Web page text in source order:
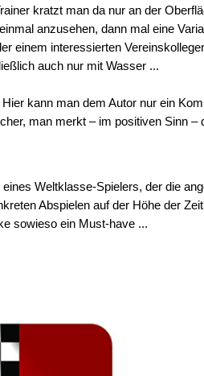
kratzt man da nur an der
anzusehen, dann mal eine
einem interessierten
auch nur mit Wasser ...
kann man dem Autor nur ein
man merkt – im positiven Sinn –
Weltklasse-Spielers, der die
Abspielen auf der Höhe der
sowieso ein Must-have ...